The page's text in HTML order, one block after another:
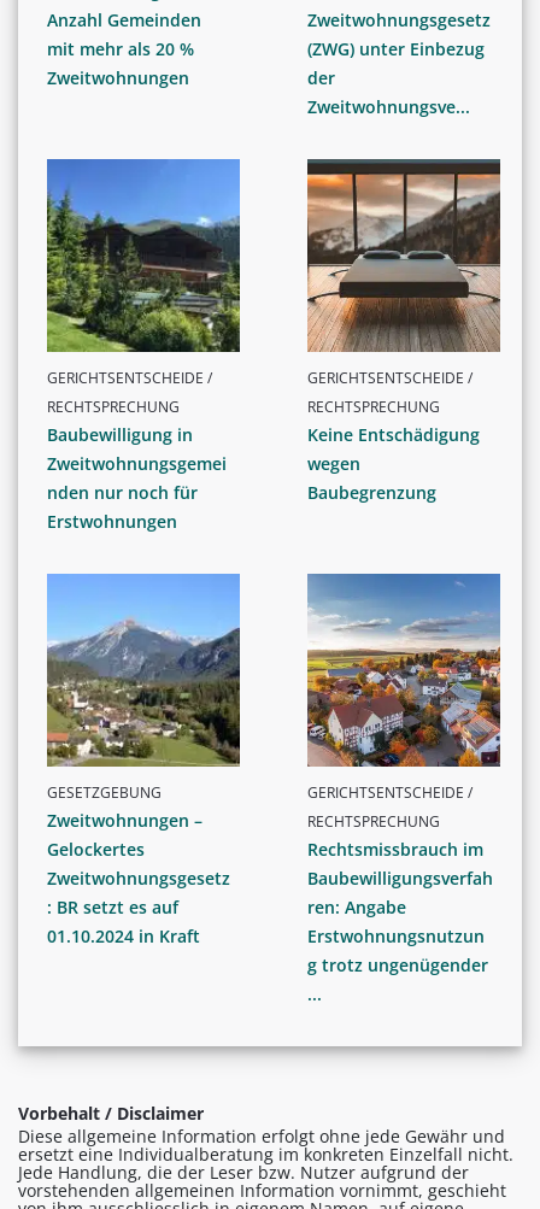
Anzahl Gemeinden
mit mehr als 20 %
Zweitwohnungen
Zweitwohnungsgesetz
(ZWG) unter Einbezug
der
Zweitwohnungsve...
GERICHTSENTSCHEIDE /
RECHTSPRECHUNG
Baubewilligung in
Zweitwohnungsgemei
nden nur noch für
Erstwohnungen
GERICHTSENTSCHEIDE /
RECHTSPRECHUNG
Keine Entschädigung
wegen
Baubegrenzung
GESETZGEBUNG
Zweitwohnungen –
Gelockertes
Zweitwohnungsgesetz
: BR setzt es auf
01.10.2024 in Kraft
GERICHTSENTSCHEIDE /
RECHTSPRECHUNG
Rechtsmissbrauch im
Baubewilligungsverfah
ren: Angabe
Erstwohnungsnutzun
g trotz ungenügender
...
Vorbehalt / Disclaimer
Diese allgemeine Information erfolgt ohne jede Gewähr und
ersetzt eine Individualberatung im konkreten Einzelfall nicht.
Jede Handlung, die der Leser bzw. Nutzer aufgrund der
vorstehenden allgemeinen Information vornimmt, geschieht